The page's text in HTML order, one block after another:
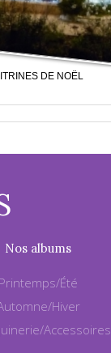
DE NOËL
Nos albums
Printemps/Été
Hiver
Accessoires